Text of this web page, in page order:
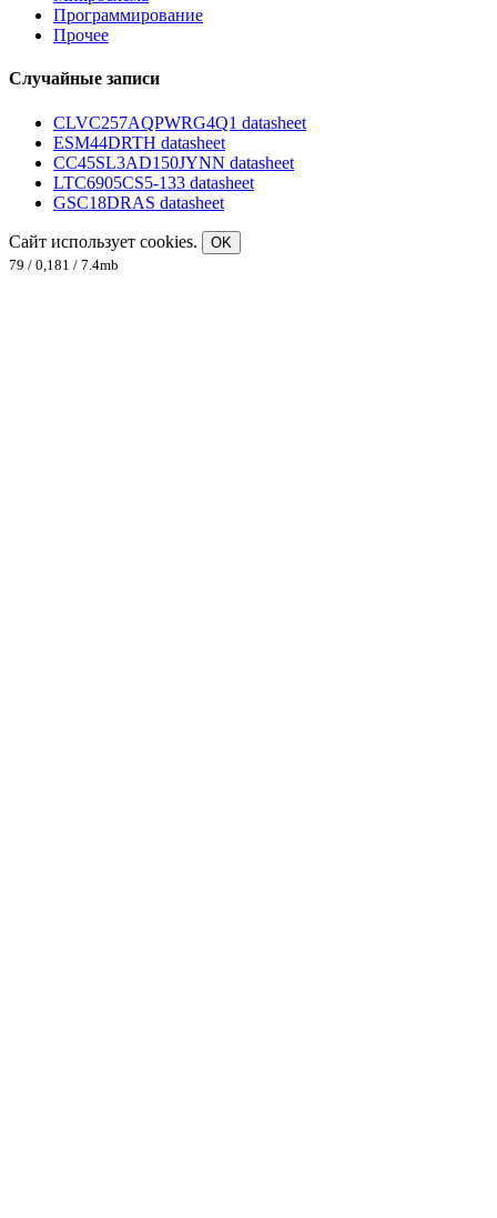
Программирование
Прочее
Случайные записи
CLVC257AQPWRG4Q1 datasheet
ESM44DRTH datasheet
CC45SL3AD150JYNN datasheet
LTC6905CS5-133 datasheet
GSC18DRAS datasheet
Сайт использует cookies.
OK
79 / 0,181 / 7.4mb